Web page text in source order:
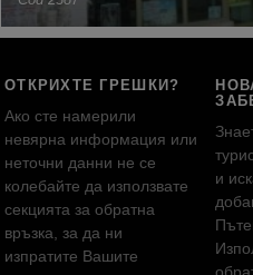
ОТКРИХТЕ ГРЕШКИ?
Ако сте намерили
невярна информация или
неточни данни не се
колебайте да използвате
секцията за обратна
връзка, за да ни
изпратите Вашите
и